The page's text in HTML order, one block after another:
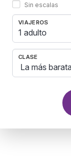
Sin escalas
VIAJEROS
1 adulto
CLASE